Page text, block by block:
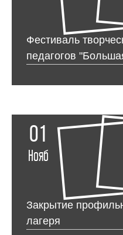
Фестиваль
педагогов
01
Нояб
Закрытие
лагеря